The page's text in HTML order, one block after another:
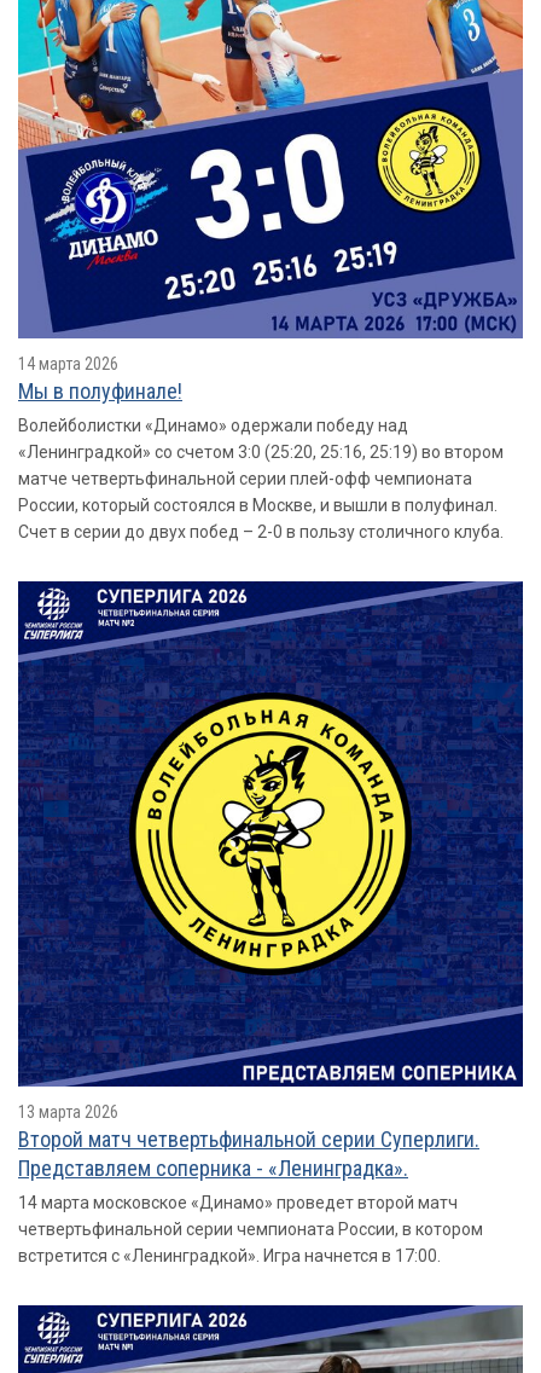
14 марта 2026
Мы в полуфинале!
Волейболистки «Динамо» одержали победу над
«Ленинградкой» со счетом 3:0 (25:20, 25:16, 25:19) во втором
матче четвертьфинальной серии плей-офф чемпионата
России, который состоялся в Москве, и вышли в полуфинал.
Счет в серии до двух побед – 2-0 в пользу столичного клуба.
13 марта 2026
Второй матч четвертьфинальной серии Суперлиги.
Представляем соперника - «Ленинградка».
14 марта московское «Динамо» проведет второй матч
четвертьфинальной серии чемпионата России, в котором
встретится с «Ленинградкой». Игра начнется в 17:00.